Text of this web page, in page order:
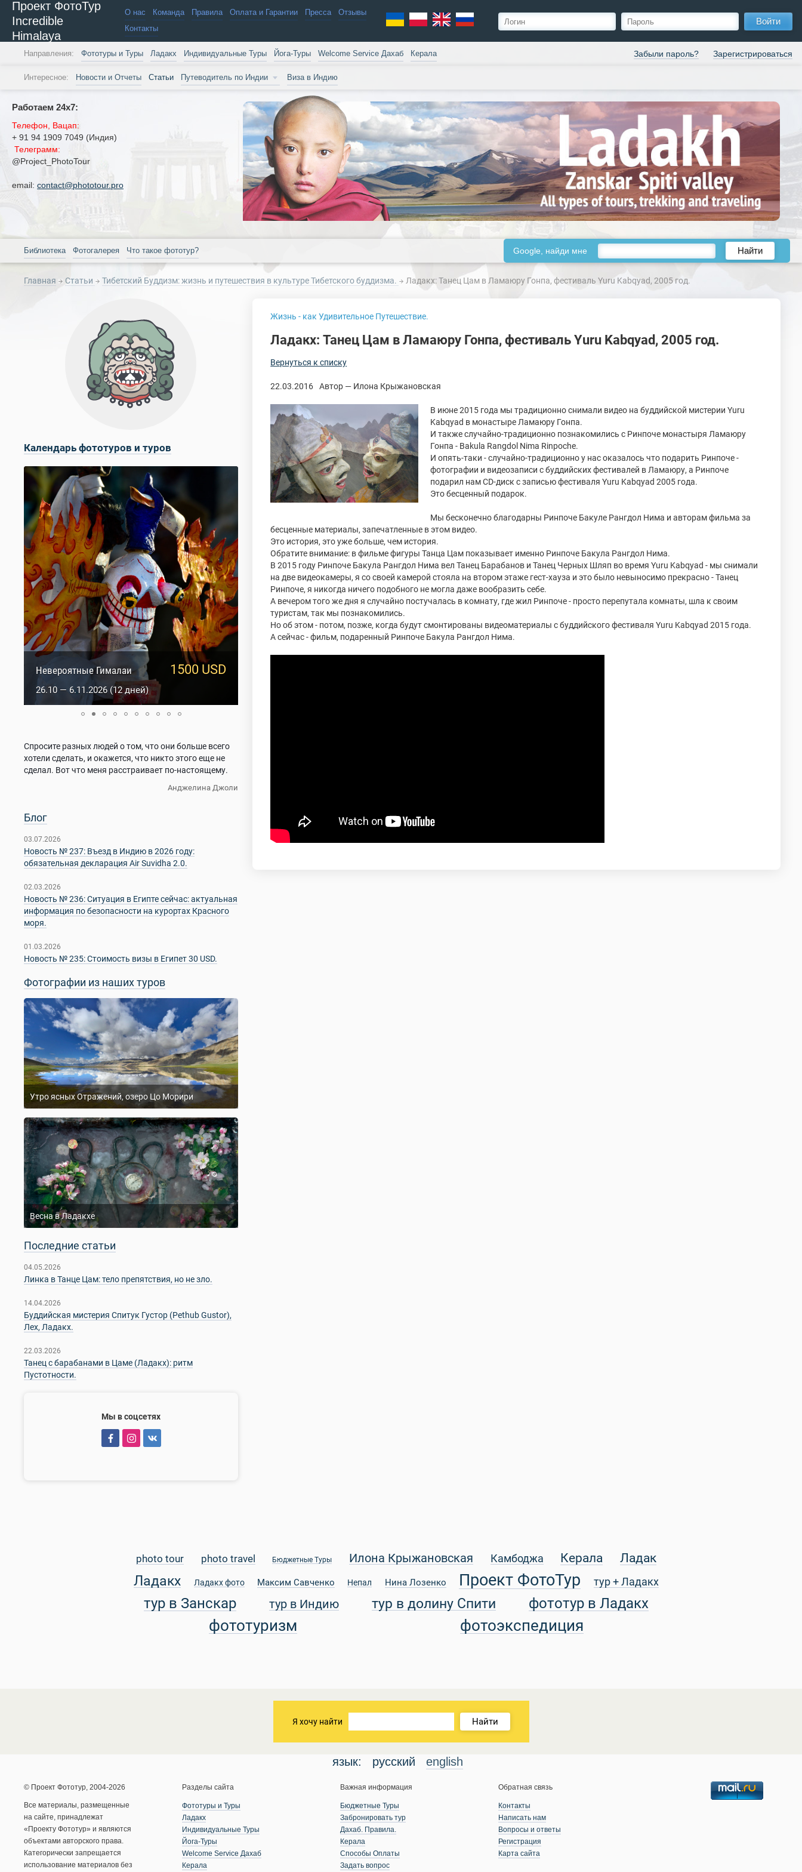
Проект ФотоТур
Incredible
Himalaya
О нас Команда Правила Оплата и Гарантии Пресса
Отзывы
Контакты
Войти
Забыли пароль? Зарегистрироваться
Направления: Фототуры и Туры Ладакх Индивидуальные Туры Йога-Туры Welcome Service Дахаб Керала
Интересное: Новости и Отчеты Статьи Путеводитель по Индии Виза в Индию
Работаем 24х7:
Телефон, Вацап:
+ 91 94 1909 7049 (Индия)
Телеграмм:
@Project_PhotoTour
email: contact@phototour.pro
Библиотека Фотогалерея Что такое фототур? Google, найди мне Найти
Главная Статьи Тибетский Буддизм: жизнь и путешествия в культуре Тибетского буддизма. Ладакх: Танец Цам в Ламаюру Гонпа, фестиваль Yuru Kabqyad, 2005 год.
Календарь фототуров и туров
950 USD
Сакральный Ладакх
5.10 — 14.10.2026 (10 дней)
1500 USD
Невероятные Гималаи
26.10 — 6.11.2026 (12 дней)
Спросите разных людей о том, что они больше всего
хотели сделать, и окажется, что никто этого еще не
сделал. Вот что меня расстраивает по-настоящему.
Анджелина Джоли
Блог
03.07.2026
Новость № 237: Въезд в Индию в 2026 году:
обязательная декларация Air Suvidha 2.0.
02.03.2026
Новость № 236: Ситуация в Египте сейчас: актуальная
информация по безопасности на курортах Красного
моря.
01.03.2026
Новость № 235: Стоимость визы в Египет 30 USD.
Фотографии из наших туров
Утро ясных Отражений, озеро Цо Морири
Весна в Ладакхе
Последние статьи
04.05.2026
Линка в Танце Цам: тело препятствия, но не зло.
14.04.2026
Буддийская мистерия Спитук Густор (Pethub Gustor),
Лех, Ладакх.
22.03.2026
Танец с барабанами в Цаме (Ладакх): ритм
Пустотности.
Мы в соцсетях
Жизнь - как Удивительное Путешествие.
Ладакх: Танец Цам в Ламаюру Гонпа, фестиваль Yuru Kabqyad, 2005 год.
Вернуться к списку
22.03.2016 Автор — Илона Крыжановская
В июне 2015 года мы традиционно снимали видео на буддийской мистерии Yuru
Kabqyad в монастыре Ламаюру Гонпа.
И также случайно-традиционно познакомились с Ринпоче монастыря Ламаюру
Гонпа - Bakula Rangdol Nima Rinpoche.
И опять-таки - случайно-традиционно у нас оказалось что подарить Ринпоче -
фотографии и видеозаписи с буддийских фестивалей в Ламаюру, а Ринпоче
подарил нам CD-диск с записью фестиваля Yuru Kabqyad 2005 года.
Это бесценный подарок.
Мы бесконечно благодарны Ринпоче Бакуле Рангдол Нима и авторам фильма за
бесценные материалы, запечатленные в этом видео.
Это история, это уже больше, чем история.
Обратите внимание: в фильме фигуры Танца Цам показывает именно Ринпоче Бакула Рангдол Нима.
В 2015 году Ринпоче Бакула Рангдол Нима вел Танец Барабанов и Танец Черных Шляп во время Yuru Kabqyad - мы снимали
на две видеокамеры, я со своей камерой стояла на втором этаже гест-хауза и это было невыносимо прекрасно - Танец
Ринпоче, я никогда ничего подобного не могла даже вообразить себе.
А вечером того же дня я случайно постучалась в комнату, где жил Ринпоче - просто перепутала комнаты, шла к своим
туристам, так мы познакомились.
Но об этом - потом, позже, когда будут смонтированы видеоматериалы с буддийского фестиваля Yuru Kabqyad 2015 года.
А сейчас - фильм, подаренный Ринпоче Бакула Рангдол Нима.
photo tour photo travel Бюджетные Туры Илона Крыжановская Камбоджа Керала Ладак
Ладакх Ладакх фото Максим Савченко Непал Нина Лозенко Проект ФотоТур тур + Ладакх
тур в Занскар тур в Индию тур в долину Спити фототур в Ладакх
фототуризм фотоэкспедиция
Я хочу найти Найти
язык: русский english
© Проект Фототур, 2004-2026
Все материалы, размещенные
на сайте, принадлежат
«Проекту Фототур» и являются
объектами авторского права.
Категорически запрещается
использование материалов без
Разделы сайта
Фототуры и Туры
Ладакх
Индивидуальные Туры
Йога-Туры
Welcome Service Дахаб
Керала
Важная информация
Бюджетные Туры
Забронировать тур
Дахаб. Правила.
Керала
Способы Оплаты
Задать вопрос
Обратная связь
Контакты
Написать нам
Вопросы и ответы
Регистрация
Карта сайта